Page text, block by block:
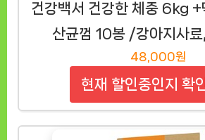
건강백서 건강한 체중 6kg +
산균껌 10봉 /강아지사
48,000원
현재 할인중인지 확